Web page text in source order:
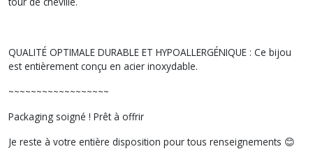
QUALITÉ OPTIMALE DURABLE ET HYPOALLERGÉNIQUE : Ce bijou
est entièrement conçu en acier inoxydable.
~~~~~~~~~~~~~~~~~~
Packaging soigné ! Prêt à offrir
Je reste à votre entière disposition pour tous renseignements 😊